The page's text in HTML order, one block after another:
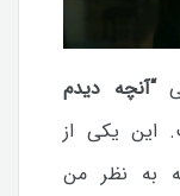
“آنچه دیدم
این یکی از
به نظر من